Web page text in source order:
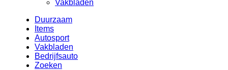
Vakbladen
Duurzaam
Items
Autosport
Vakbladen
Bedrijfsauto
Zoeken